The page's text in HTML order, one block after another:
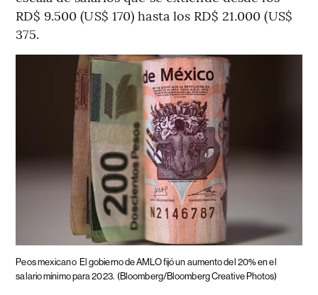
RD$ 9.500 (US$ 170) hasta los RD$ 21.000 (US$
375.
Peos mexicano El gobierno de AMLO fijó un aumento del 20% en el
salario mínimo para 2023. (Bloomberg/Bloomberg Creative Photos)